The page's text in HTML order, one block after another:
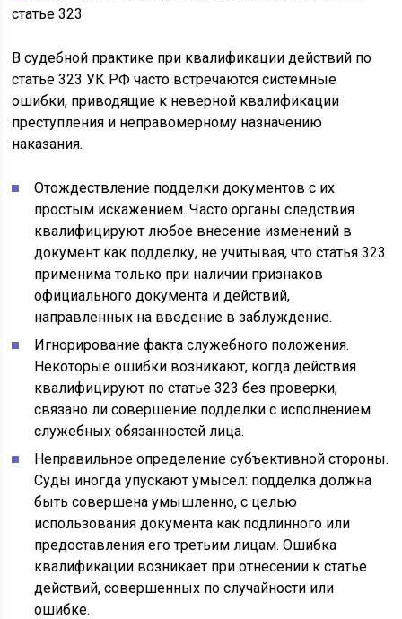
В судебной практике при квалификации действий по
статье 323 УК РФ часто встречаются системные
ошибки, приводящие к неверной квалификации
преступления и неправомерному назначению
наказания.
Отождествление подделки документов с их
простым искажением. Часто органы следствия
квалифицируют любое внесение изменений в
документ как подделку, не учитывая, что статья 323
применима только при наличии признаков
официального документа и действий,
направленных на введение в заблуждение.
Игнорирование факта служебного положения.
Некоторые ошибки возникают, когда действия
квалифицируют по статье 323 без проверки,
связано ли совершение подделки с исполнением
служебных обязанностей лица.
Неправильное определение субъективной стороны.
Суды иногда упускают умысел: подделка должна
быть совершена умышленно, с целью
использования документа как подлинного или
предоставления его третьим лицам. Ошибка
квалификации возникает при отнесении к статье
действий, совершенных по случайности или
ошибке.